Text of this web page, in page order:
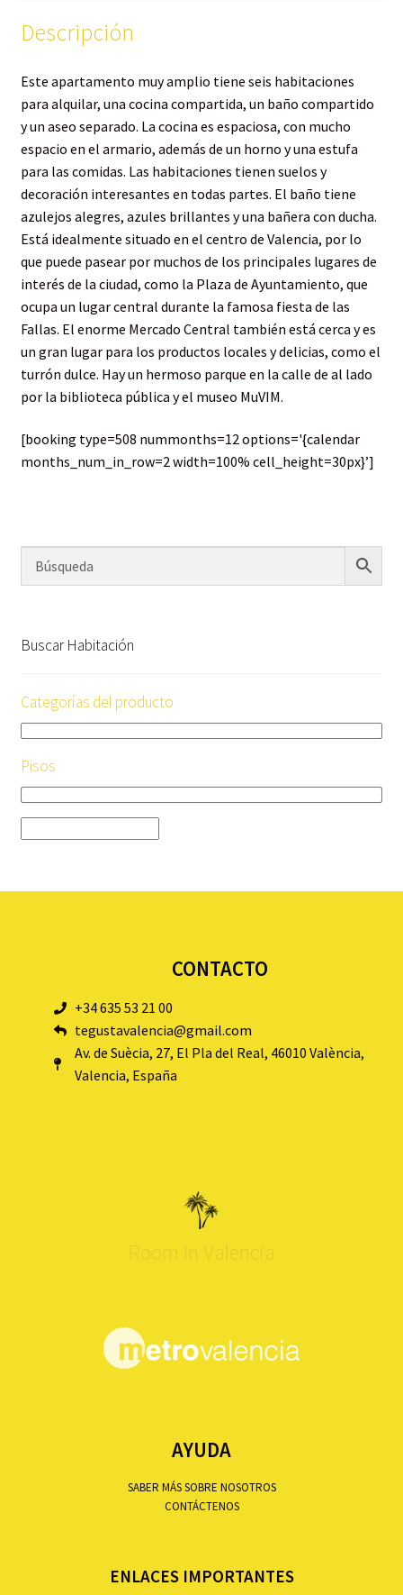
Descripción
Este apartamento muy amplio tiene seis habitaciones
para alquilar, una cocina compartida, un baño compartido
y un aseo separado. La cocina es espaciosa, con mucho
espacio en el armario, además de un horno y una estufa
para las comidas. Las habitaciones tienen suelos y
decoración interesantes en todas partes. El baño tiene
azulejos alegres, azules brillantes y una bañera con ducha.
Está idealmente situado en el centro de Valencia, por lo
que puede pasear por muchos de los principales lugares de
interés de la ciudad, como la Plaza de Ayuntamiento, que
ocupa un lugar central durante la famosa fiesta de las
Fallas. El enorme Mercado Central también está cerca y es
un gran lugar para los productos locales y delicias, como el
turrón dulce. Hay un hermoso parque en la calle de al lado
por la biblioteca pública y el museo MuVIM.
[booking type=508 nummonths=12 options='{calendar
months_num_in_row=2 width=100% cell_height=30px}’]
Buscar Habitación
Categorías del producto
Pisos
CONTACTO
+34 635 53 21 00
tegustavalencia@gmail.com
Av. de Suècia, 27, El Pla del Real, 46010 València,
Valencia, España
Room In Valencia
AYUDA
SABER MÁS SOBRE NOSOTROS
CONTÁCTENOS
ENLACES IMPORTANTES